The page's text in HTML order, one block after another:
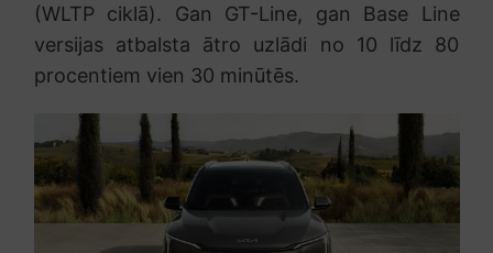
(WLTP ciklā). Gan GT-Line, gan Base Line
versijas atbalsta ātro uzlādi no 10 līdz 80
procentiem vien 30 minūtēs.